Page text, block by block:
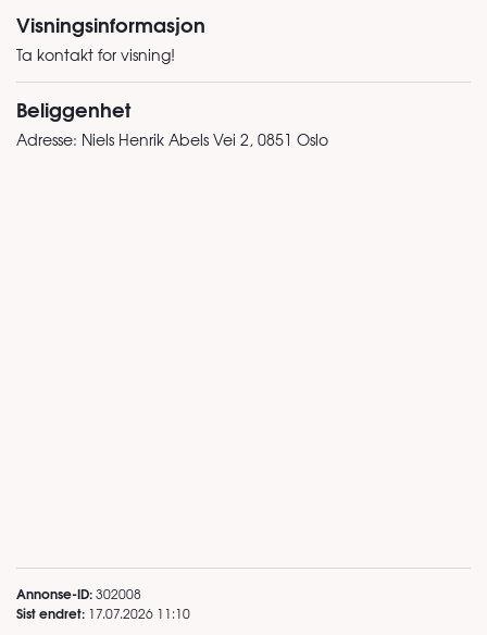
Visningsinformasjon
Ta kontakt for visning!
Beliggenhet
Adresse: Niels Henrik Abels Vei 2, 0851 Oslo
Annonse-ID:302008
Sist endret: 17.07.2026 11:10